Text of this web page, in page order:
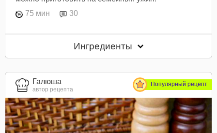
75 мин
30
Ингредиенты
Галюша
автор рецепта
Популярный рецепт